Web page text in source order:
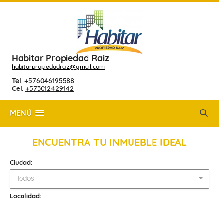
Habitar Propiedad Raiz
habitarpropiedadraiz@gmail.com
Tel. +576046195588
Cel. +573012429142
MENÚ
ENCUENTRA TU INMUEBLE IDEAL
Ciudad:
Todos
Localidad: